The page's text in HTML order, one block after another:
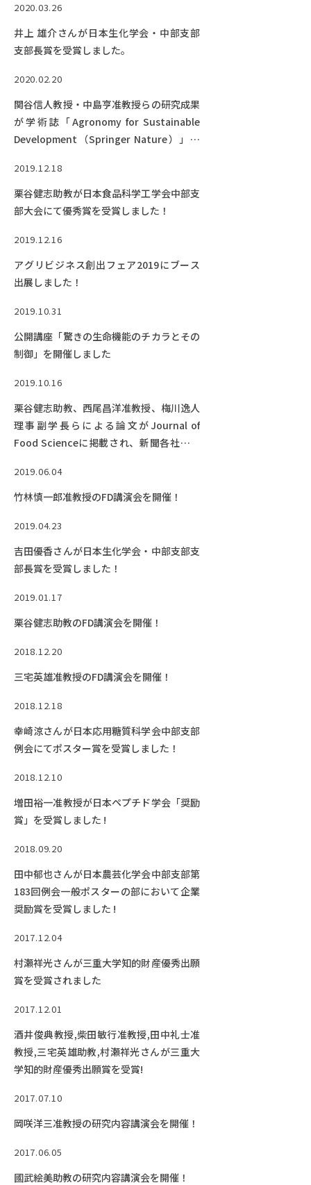
2020.03.26
井上 雄介さんが日本生化学会・中部支部
支部長賞を受賞しました。
2020.02.20
関谷信人教授・中島亨准教授らの研究成果
が学術誌「Agronomy for Sustainable
Development（Springer Nature）」に
2019.12.18
栗谷健志助教が日本食品科学工学会中部支
部大会にて優秀賞を受賞しました！
2019.12.16
アグリビジネス創出フェア2019にブース
出展しました！
2019.10.31
公開講座「驚きの生命機能のチカラとその
制御」を開催しました
2019.10.16
栗谷健志助教、西尾昌洋准教授、梅川逸人
理事副学長らによる論文がJournal of
Food Scienceに掲載され、新聞各社に報
2019.06.04
竹林慎一郎准教授のFD講演会を開催！
2019.04.23
吉田優香さんが日本生化学会・中部支部支
部長賞を受賞しました！
2019.01.17
栗谷健志助教のFD講演会を開催！
2018.12.20
三宅英雄准教授のFD講演会を開催！
2018.12.18
幸崎涼さんが日本応用糖質科学会中部支部
例会にてポスター賞を受賞しました！
2018.12.10
増田裕一准教授が日本ペプチド学会「奨励
賞」を受賞しました !
2018.09.20
田中郁也さんが日本農芸化学会中部支部第
183回例会一般ポスターの部において企業
奨励賞を受賞しました !
2017.12.04
村瀬祥光さんが三重大学知的財産優秀出願
賞を受賞されました
2017.12.01
酒井俊典教授,柴田敏行准教授,田中礼士准
教授,三宅英雄助教,村瀬祥光さんが三重大
学知的財産優秀出願賞を受賞!
2017.07.10
岡咲洋三准教授の研究内容講演会を開催！
2017.06.05
國武絵美助教の研究内容講演会を開催！